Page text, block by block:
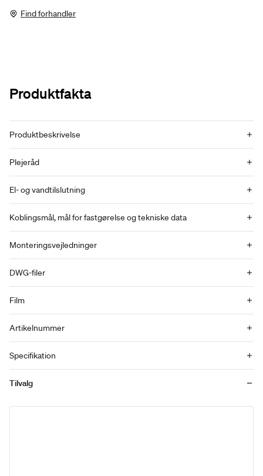
Find forhandler
Produktfakta
Produktbeskrivelse
Plejeråd
El- og vandtilslutning
Koblingsmål, mål for fastgørelse og tekniske data
Monteringsvejledninger
DWG-filer
Film
Artikelnummer
Specifikation
Tilvalg